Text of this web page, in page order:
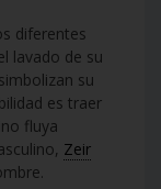
diferentes
lavado de su
su
es traer
fluya
Zeir